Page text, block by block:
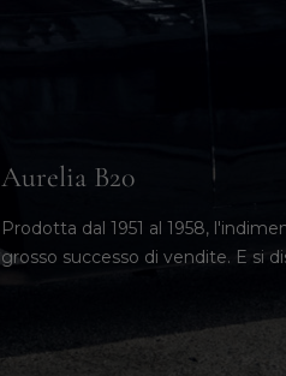
Aurelia B20
Prodotta dal 1951 al 1958,
grosso successo di vendite. E si